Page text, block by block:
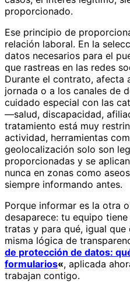
proporcionado.
Ese principio de
relación laboral. En la
datos necesarios para el
que rastreas en las redes
Durante el contrato, afecta
jornada o a los canales de
cuidado especial con las
—salud, discapacidad,
tratamiento está muy
actividad, herramientas
geolocalización solo son
proporcionadas y se
nunca en zonas como
siempre informando antes.
Porque informar es la otra
desaparece: tu equipo
tratas y para qué, igual que
misma lógica de
de protección de datos:
formularios«, aplicada
trabajan contigo.